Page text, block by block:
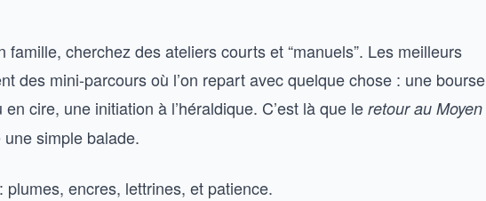
famille, cherchez des ateliers courts et “manuels”. Les meilleurs
des mini-parcours où l’on repart avec quelque chose : une bourse
cire, une initiation à l’héraldique. C’est là que le retour au Moyen
une simple balade.
: plumes, encres, lettrines, et patience.